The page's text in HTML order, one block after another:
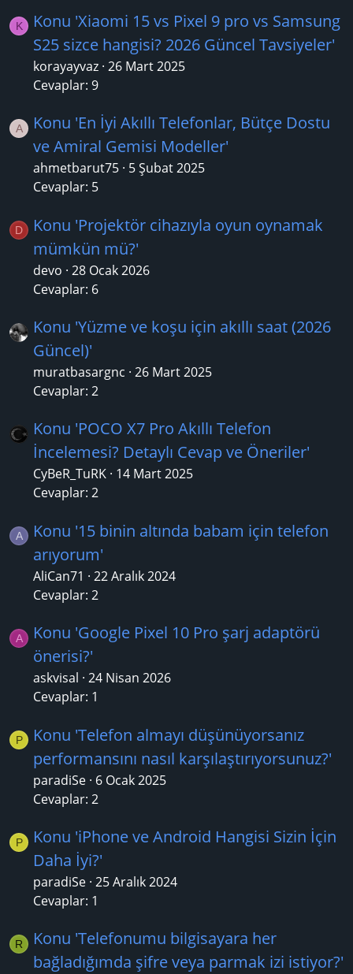
K
Konu 'Xiaomi 15 vs Pixel 9 pro vs Samsung
S25 sizce hangisi? 2026 Güncel Tavsiyeler'
korayayvaz 26 Mart 2025
Cevaplar: 9
A
Konu 'En İyi Akıllı Telefonlar, Bütçe Dostu
ve Amiral Gemisi Modeller'
ahmetbarut75 5 Şubat 2025
Cevaplar: 5
D
Konu 'Projektör cihazıyla oyun oynamak
mümkün mü?'
devo 28 Ocak 2026
Cevaplar: 6
Konu 'Yüzme ve koşu için akıllı saat (2026
Güncel)'
muratbasargnc 26 Mart 2025
Cevaplar: 2
Konu 'POCO X7 Pro Akıllı Telefon
İncelemesi? Detaylı Cevap ve Öneriler'
CyBeR_TuRK 14 Mart 2025
Cevaplar: 2
A
Konu '15 binin altında babam için telefon
arıyorum'
AliCan71
22 Aralık 2024
Cevaplar: 2
A
Konu 'Google Pixel 10 Pro şarj adaptörü
önerisi?'
askvisal 24 Nisan 2026
Cevaplar: 1
P
Konu 'Telefon almayı düşünüyorsanız
performansını nasıl karşılaştırıyorsunuz?'
paradiSe 6 Ocak 2025
Cevaplar: 2
P
Konu 'iPhone ve Android Hangisi Sizin İçin
Daha İyi?'
paradiSe 25 Aralık 2024
Cevaplar: 1
R
Konu 'Telefonumu bilgisayara her
bağladığımda şifre veya parmak izi istiyor?'